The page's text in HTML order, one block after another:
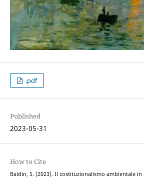
.pdf
Published
2023-05-31
How to Cite
Baldin, S. (2023). Il costituzionalismo ambientale